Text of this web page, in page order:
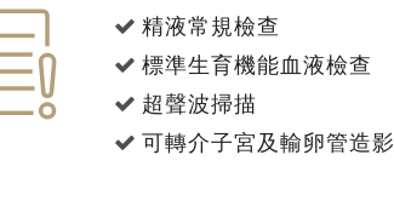
精液常規檢查
標準生育機能血液檢查
超聲波掃描
可轉介子宮及輸卵管造影